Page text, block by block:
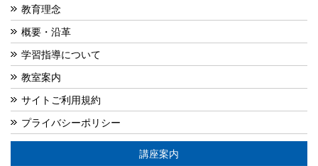
教育理念
概要・沿革
学習指導について
教室案内
サイトご利用規約
プライバシーポリシー
講座案内